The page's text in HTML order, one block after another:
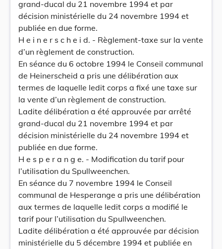
grand-ducal du 21 novembre 1994 et par
décision ministérielle du 24 novembre 1994 et
publiée en due forme.
H e i n e r s c h e i d. - Règlement-taxe sur la vente
d’un règlement de construction.
En séance du 6 octobre 1994 le Conseil communal
de Heinerscheid a pris une délibération aux
termes de laquelle ledit corps a fixé une taxe sur
la vente d’un règlement de construction.
Ladite délibération a été approuvée par arrêté
grand-ducal du 21 novembre 1994 et par
décision ministérielle du 24 novembre 1994 et
publiée en due forme.
H e s p e r a n g e. - Modification du tarif pour
l’utilisation du Spullweenchen.
En séance du 7 novembre 1994 le Conseil
communal de Hesperange a pris une délibération
aux termes de laquelle ledit corps a modifié le
tarif pour l’utilisation du Spullweenchen.
Ladite délibération a été approuvée par décision
ministérielle du 5 décembre 1994 et publiée en